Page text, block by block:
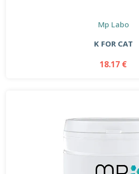
Mp Labo
K FOR CAT
18.17 €